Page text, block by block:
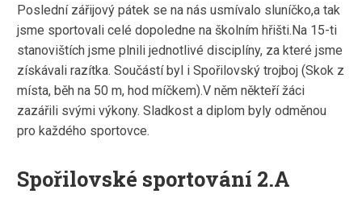
Poslední zářijový pátek se na nás usmívalo sluníčko,a tak
jsme sportovali celé dopoledne na školním hřišti.Na 15-ti
stanovištích jsme plnili jednotlivé disciplíny, za které jsme
získávali razítka. Součástí byl i Spořilovský trojboj (Skok z
místa, běh na 50 m, hod míčkem).V něm někteří žáci
zazářili svými výkony. Sladkost a diplom byly odměnou
pro každého sportovce.
Spořilovské sportování 2.A